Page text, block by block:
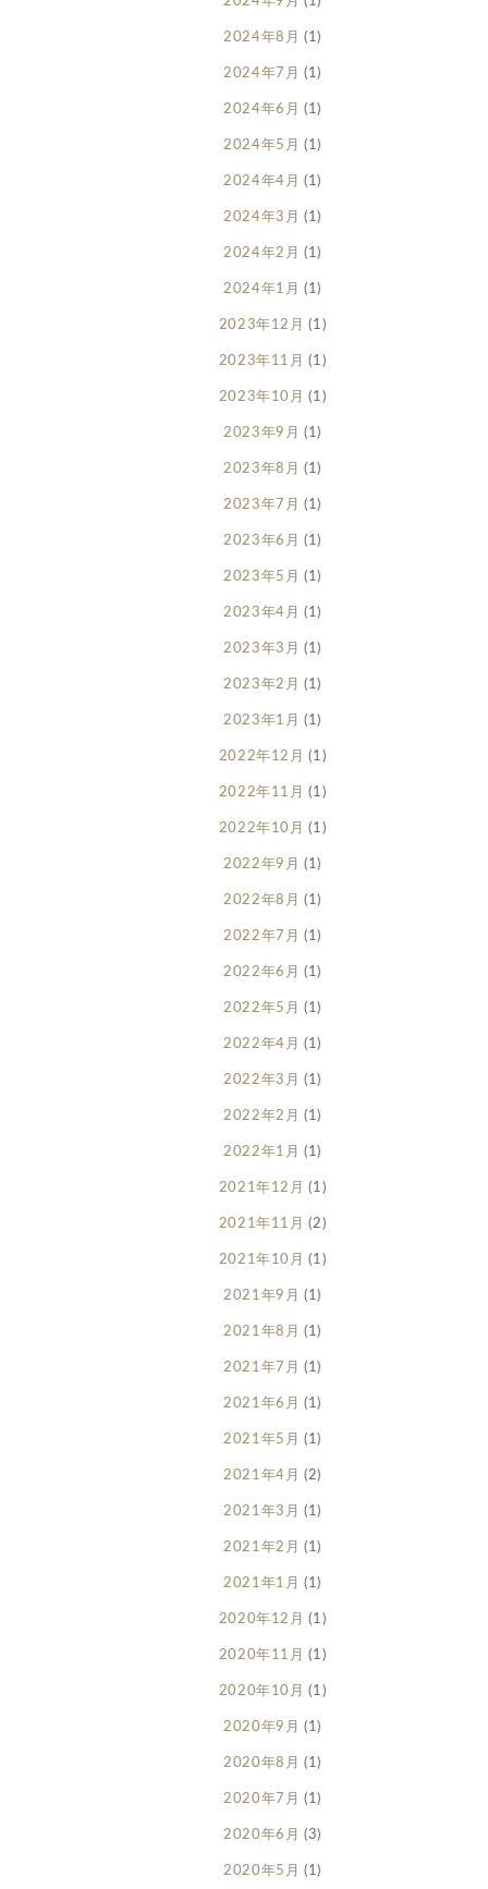
2024年8月 (1)
2024年7月 (1)
2024年6月 (1)
2024年5月 (1)
2024年4月 (1)
2024年3月 (1)
2024年2月 (1)
2024年1月 (1)
2023年12月 (1)
2023年11月 (1)
2023年10月 (1)
2023年9月 (1)
2023年8月 (1)
2023年7月 (1)
2023年6月 (1)
2023年5月 (1)
2023年4月 (1)
2023年3月 (1)
2023年2月 (1)
2023年1月 (1)
2022年12月 (1)
2022年11月 (1)
2022年10月 (1)
2022年9月 (1)
2022年8月 (1)
2022年7月 (1)
2022年6月 (1)
2022年5月 (1)
2022年4月 (1)
2022年3月 (1)
2022年2月 (1)
2022年1月 (1)
2021年12月 (1)
2021年11月 (2)
2021年10月 (1)
2021年9月 (1)
2021年8月 (1)
2021年7月 (1)
2021年6月 (1)
2021年5月 (1)
2021年4月 (2)
2021年3月 (1)
2021年2月 (1)
2021年1月 (1)
2020年12月 (1)
2020年11月 (1)
2020年10月 (1)
2020年9月 (1)
2020年8月 (1)
2020年7月 (1)
2020年6月 (3)
2020年5月 (1)